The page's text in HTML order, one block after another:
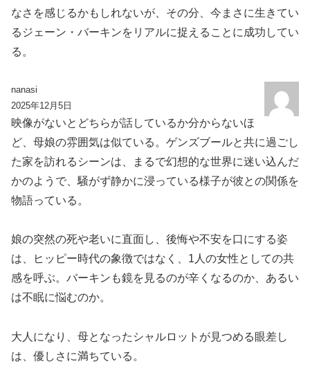
なさを感じるかもしれないが、その分、今まさに生きてい
るジェーン・バーキンをリアルに捉えることに成功してい
る。
nanasi
2025年12月5日
映像がないとどちらが話しているか分からないほ
ど、母娘の雰囲気は似ている。ゲンズブールと共に過ごし
た家を訪れるシーンは、まるで幻想的な世界に迷い込んだ
かのようで、騒がず静かに浸っている様子が彼との関係を
物語っている。
娘の突然の死や老いに直面し、後悔や不安を口にする姿
は、ヒッピー時代の象徴ではなく、1人の女性としての共
感を呼ぶ。バーキンも鏡を見るのが辛くなるのか、あるい
は不眠に悩むのか。
大人になり、母となったシャルロットが見つめる眼差し
は、優しさに満ちている。